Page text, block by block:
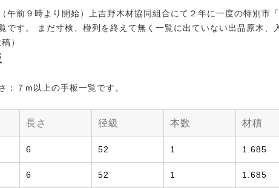
前９時より開始）上吉野木材協同組合にて２年に一度の特別市
です。 まだ寸検、椪列を終えて無く一覧に出ていない出品原木
）
７m以上の手板一覧です。
長さ 径級 本数 材積
6 52 1 1.685
6 52 1 1.685